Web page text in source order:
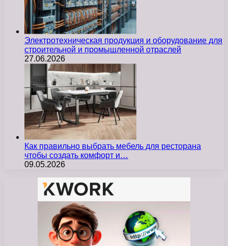
Электротехническая продукция и оборудование для
строительной и промышленной отраслей
27.06.2026
Как правильно выбрать мебель для ресторана
чтобы создать комфорт и…
09.05.2026